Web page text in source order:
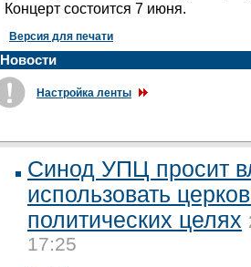
Концерт состоится 7 июня.
Версия для печати
Новости
Настройка ленты
Синод УПЦ просит
использовать
политических целях
17:25